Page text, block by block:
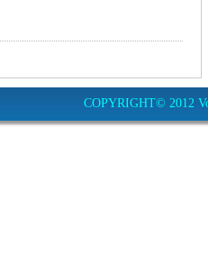
COPYRIGHT© 2012